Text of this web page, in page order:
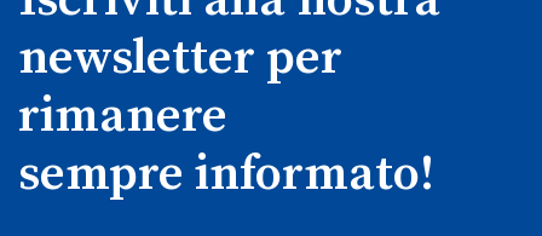
newsletter per
rimanere
sempre informato!